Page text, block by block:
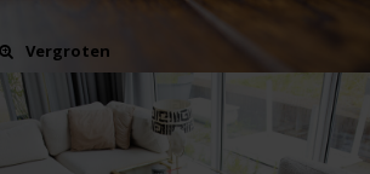
Vergroten